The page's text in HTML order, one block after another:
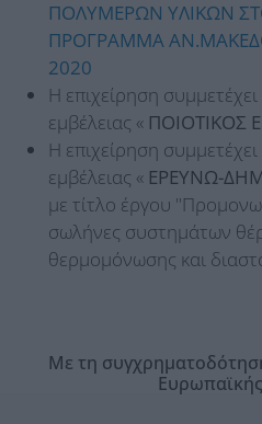
ΠΟΛΥΜΕΡΩΝ ΥΛΙΚΩΝ
ΠΡΟΓΡΑΜΜΑ
2020
Η επιχείρηση
εμβέλειας « ΠΟΙΟΤΙΚΟΣ
Η επιχείρηση
εμβέλειας « ΕΡΕΥΝΩ-
με τίτλο έργου
σωλήνες συστημάτων
θερμομόνωσης και
Με τη